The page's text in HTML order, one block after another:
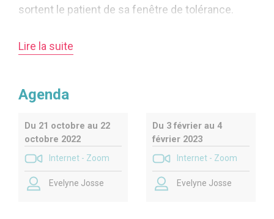
sortent le patient de sa fenêtre de tolérance.
utiliser des techniques originales pour traiter, en
sur les recherches scientifiques concernant la
polyvalgale et de l’attachement, ainsi que sur une
longue expérience clinique et de praticienne
EMDR, Evelyne Josse développera des
procédures efficaces, qu’elle nomme « scénarios
Lire la suite
Agenda
Du 21 octobre au 22
octobre 2022
Internet - Zoom
Evelyne Josse
Du 3 février au 4
février 2023
Internet - Zoom
Evelyne Josse